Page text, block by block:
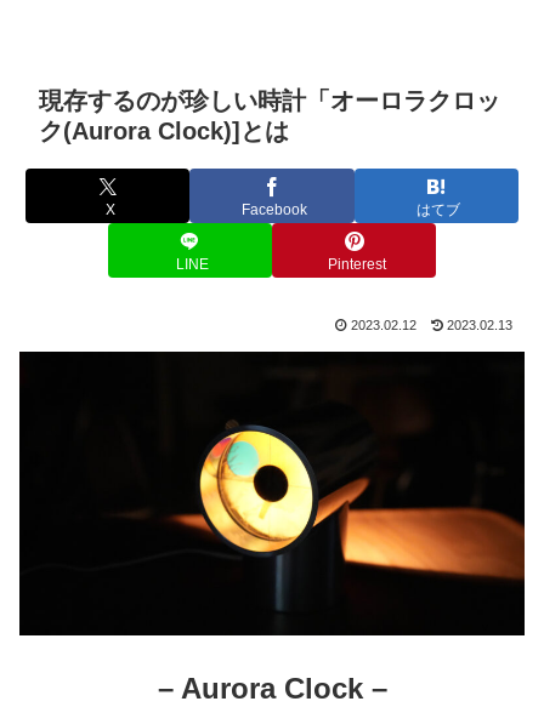
現存するのが珍しい時計「オーロラクロッ
ク(Aurora Clock)]とは
X Facebook はてブ
LINE Pinterest
2023.02.12 2023.02.13
– Aurora Clock –